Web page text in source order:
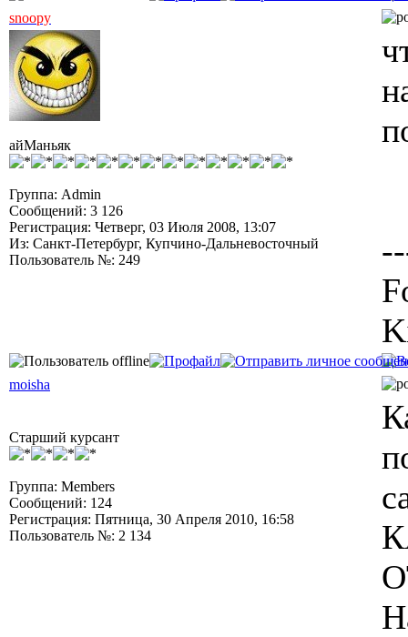
snoopy
айМаньяк
Группа: Admin
Сообщений: 3 126
Регистрация: Четверг, 03 Июля 2008, 13:07
Из: Санкт-Петербург, Купчино-Дальневосточный
Пользователь №: 249
moisha
Старший курсант
Группа: Members
Сообщений: 124
Регистрация: Пятница, 30 Апреля 2010, 16:58
Пользователь №: 2 134